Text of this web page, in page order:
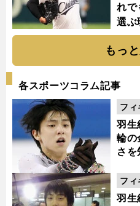
れで
選ぶ
もっ
各スポーツコラム記事
羽生
輪の
さを
フィ
羽生
フィ